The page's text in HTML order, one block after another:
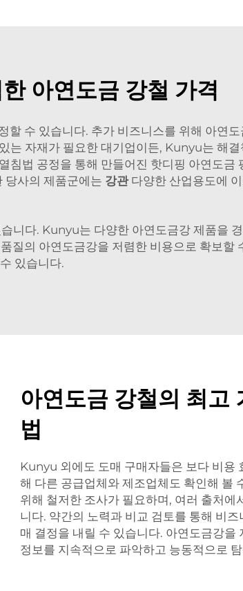
아연도금 강철 가격
수 있습니다. 추가 비즈니스를 위해 아연
는 자재가 필요한 대기업이든, Kunyu는 해
법 공정을 통해 만들어진 핫디핑 아연도금
당사의 제품군에는 강관 다양한 산업용도에
니다. Kunyu는 다양한 아연도금강 제품을
의 아연도금강을 저렴한 비용으로 확보할
있습니다.
아연도금 강철의 최고
법
Kunyu 외에도 도매 구매자들은 보다 비용
해 다른 공급업체와 제조업체도 확인해 볼
위해 철저한 조사가 필요하며, 여러 출처에
니다. 약간의 노력과 비교 검토를 통해 비
매 결정을 내릴 수 있습니다. 아연도금강을
정보를 지속적으로 파악하고 능동적으로